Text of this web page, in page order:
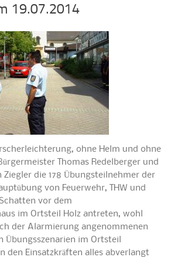
19.07.2014
ohne Helm und ohne
Thomas Redelberger und
Ziegler die 178 Übungsteilnehmer der
von Feuerwehr, THW und
vor dem
im Ortsteil Holz antreten, wohl
der Alarmierung angenommenen
Übungsszenarien im Ortsteil
den Einsatzkräften alles abverlangt